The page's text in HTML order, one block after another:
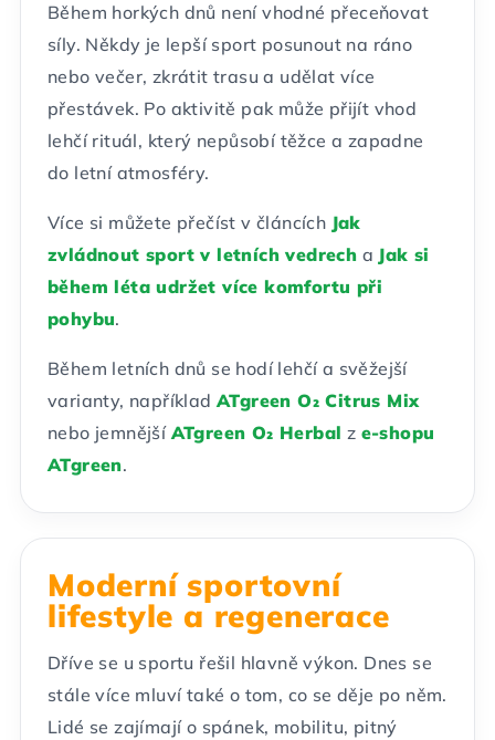
Během horkých dnů není vhodné přeceňovat
síly. Někdy je lepší sport posunout na ráno
nebo večer, zkrátit trasu a udělat více
přestávek. Po aktivitě pak může přijít vhod
lehčí rituál, který nepůsobí těžce a zapadne
do letní atmosféry.
Více si můžete přečíst v článcích Jak
zvládnout sport v letních vedrech a Jak si
během léta udržet více komfortu při
pohybu.
Během letních dnů se hodí lehčí a svěžejší
varianty, napříkladATgreen O₂ Citrus Mix
nebo jemnějšíATgreen O₂ Herbal z e-shopu
ATgreen.
Moderní sportovní
lifestyle a regenerace
Dříve se u sportu řešil hlavně výkon. Dnes se
stále více mluví také o tom, co se děje po něm.
Lidé se zajímají o spánek, mobilitu, pitný